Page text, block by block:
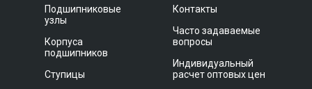
Подшипниковые
узлы
Корпуса
подшипников
Ступицы
Контакты
Часто задаваемые
вопросы
Индивидуальный
расчет оптовых цен